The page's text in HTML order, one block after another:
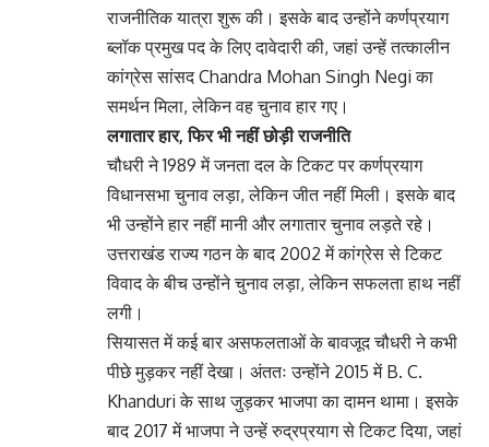
राजनीतिक यात्रा शुरू की। इसके बाद उन्होंने कर्णप्रयाग
ब्लॉक प्रमुख पद के लिए दावेदारी की, जहां उन्हें तत्कालीन
कांग्रेस सांसद Chandra Mohan Singh Negi का
समर्थन मिला, लेकिन वह चुनाव हार गए।
लगातार हार, फिर भी नहीं छोड़ी राजनीति
चौधरी ने 1989 में जनता दल के टिकट पर कर्णप्रयाग
विधानसभा चुनाव लड़ा, लेकिन जीत नहीं मिली। इसके बाद
भी उन्होंने हार नहीं मानी और लगातार चुनाव लड़ते रहे।
उत्तराखंड राज्य गठन के बाद 2002 में कांग्रेस से टिकट
विवाद के बीच उन्होंने चुनाव लड़ा, लेकिन सफलता हाथ नहीं
लगी।
सियासत में कई बार असफलताओं के बावजूद चौधरी ने कभी
पीछे मुड़कर नहीं देखा। अंततः उन्होंने 2015 में B. C.
Khanduri के साथ जुड़कर भाजपा का दामन थामा। इसके
बाद 2017 में भाजपा ने उन्हें रुद्रप्रयाग से टिकट दिया, जहां